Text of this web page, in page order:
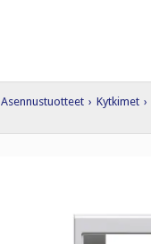
Asennustuotteet › Kytkimet ›